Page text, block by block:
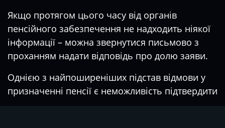
Якщо протягом цього часу від органів
пенсійного забезпечення не надходить ніякої
інформації – можна звернутися письмово з
проханням надати відповідь про долю заяви.
Однією з найпоширеніших підстав відмови у
призначенні пенсії є неможливість підтвердити